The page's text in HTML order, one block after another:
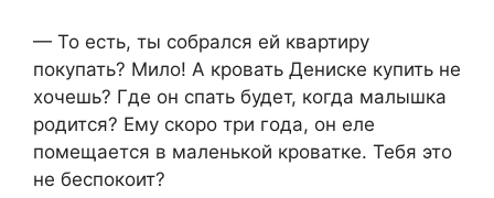
— То есть, ты собрался ей квартиру
покупать? Мило! А кровать Дениске купить не
хочешь? Где он спать будет, когда малышка
родится? Ему скоро три года, он еле
помещается в маленькой кроватке. Тебя это
не беспокоит?